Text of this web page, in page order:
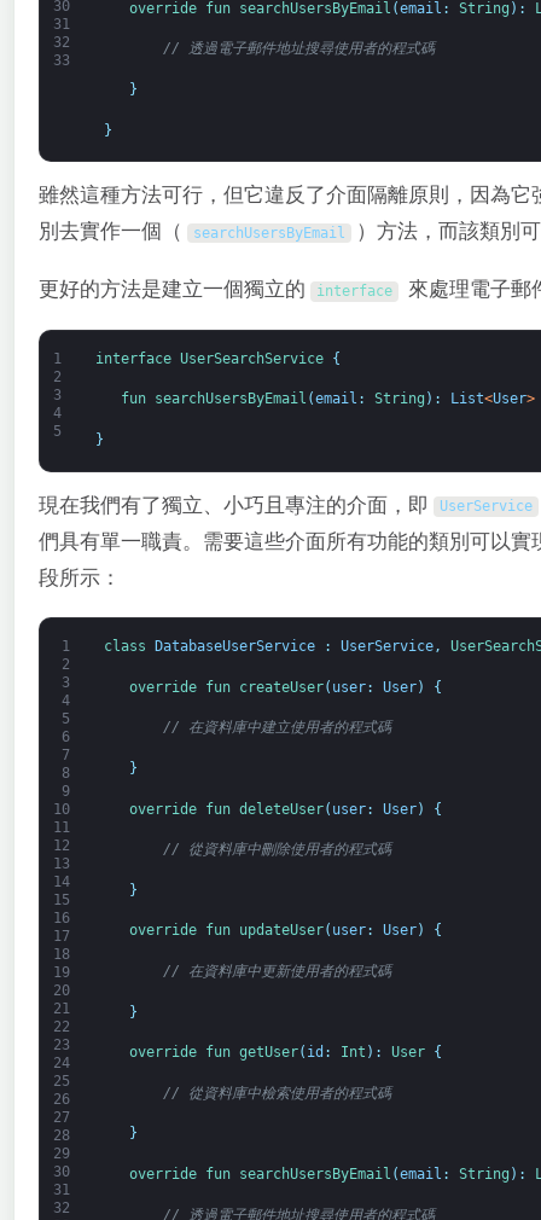
30
31
32
33
override fun searchUsersByEmail (email : String ) :
// 透過電子郵件地址搜尋使用者的程式碼
}
}
雖然這種方法可行，但它違反了介面隔離原則，因為它
別去實作一個（
searchUsersByEmail ）方法，而該類別
更好的方法是建立一個獨立的 interface 來處理電子郵
1
2
3
4
5
interface UserSearchService {
fun searchUsersByEmail (email : String ) : List<User>
}
現在我們有了獨立、小巧且專注的介面，即 UserService
們具有單一職責。需要這些介面所有功能的類別可以
段所示：
1
2
3
4
5
6
7
8
9
10
11
12
13
14
15
16
17
18
19
20
21
22
23
24
25
26
27
28
29
30
31
32
class DatabaseUserService : UserService,
override fun createUser( user: User) {
// 在資料庫中建立使用者的程式碼
}
override fun deleteUser( user: User) {
// 從資料庫中刪除使用者的程式碼
}
override fun updateUser( user: User) {
// 在資料庫中更新使用者的程式碼
}
override fun getUser( id : Int ) : User {
// 從資料庫中檢索使用者的程式碼
}
override fun searchUsersByEmail (email : String ) :
// 透過電子郵件地址搜尋使用者的程式碼